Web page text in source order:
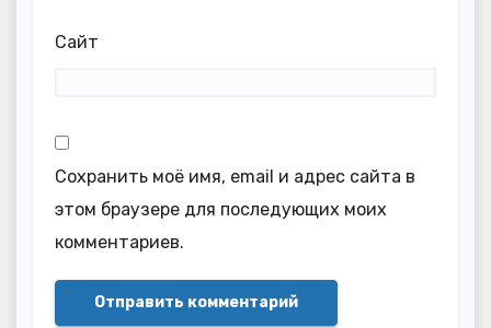
Сайт
Сохранить моё имя, email и адрес сайта в
этом браузере для последующих моих
комментариев.